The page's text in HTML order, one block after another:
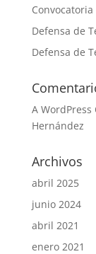
Convocatoria
Defensa de
Defensa de
A
Hernández
Archivos
abril 2025
junio 2024
abril 2021
enero 2021